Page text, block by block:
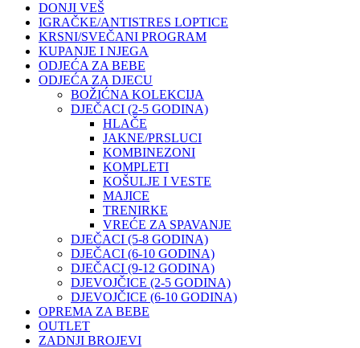
DONJI VEŠ
IGRAČKE/ANTISTRES LOPTICE
KRSNI/SVEČANI PROGRAM
KUPANJE I NJEGA
ODJEĆA ZA BEBE
ODJEĆA ZA DJECU
BOŽIĆNA KOLEKCIJA
DJEČACI (2-5 GODINA)
HLAČE
JAKNE/PRSLUCI
KOMBINEZONI
KOMPLETI
KOŠULJE I VESTE
MAJICE
TRENIRKE
VREĆE ZA SPAVANJE
DJEČACI (5-8 GODINA)
DJEČACI (6-10 GODINA)
DJEČACI (9-12 GODINA)
DJEVOJČICE (2-5 GODINA)
DJEVOJČICE (6-10 GODINA)
OPREMA ZA BEBE
OUTLET
ZADNJI BROJEVI